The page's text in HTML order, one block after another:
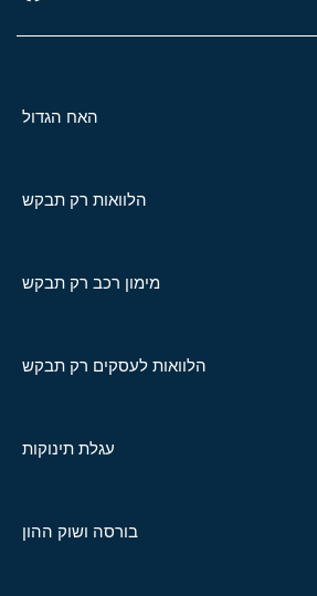
האח הגדול
הלוואות רק תבקש
מימון רכב רק תבקש
הלוואות לעסקים רק תבקש
עגלת תינוקות
בורסה ושוק ההון